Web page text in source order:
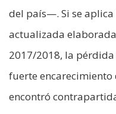
del país—. Si se
actualizada
2017/2018, la
fuerte encarecimiento
encontró